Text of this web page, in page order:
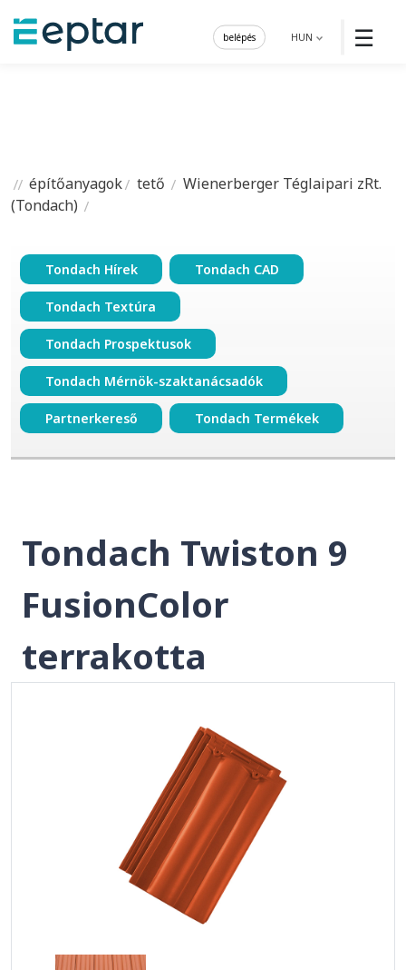
☰
HUN
belépés
építőanyagok tető
Wienerberger Téglaipari zRt.
(Tondach)
Tondach Hírek Tondach CAD
Tondach Textúra
Tondach Prospektusok
Tondach Mérnök-szaktanácsadók
Partnerkereső Tondach Termékek
Tondach Twiston 9
FusionColor
terrakotta